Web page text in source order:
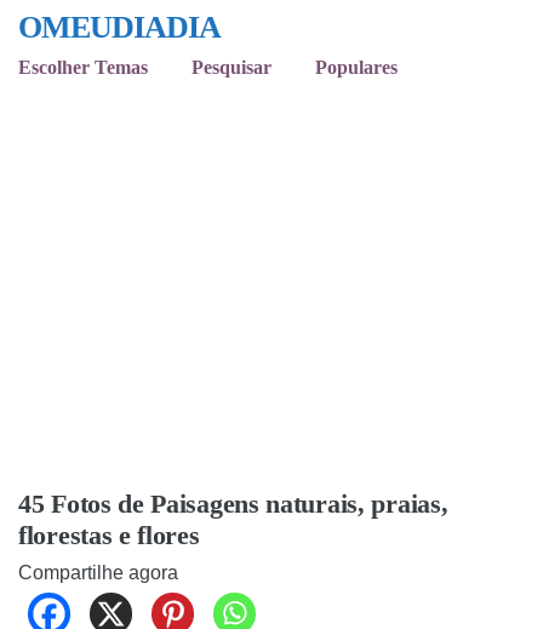
OMEUDIADIA
Escolher Temas Pesquisar Populares
45 Fotos de Paisagens naturais, praias,
florestas e flores
Compartilhe agora